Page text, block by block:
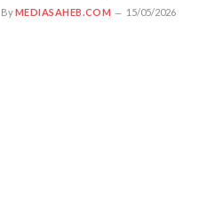
ByMEDIASAHEB.COM 15/05/2026